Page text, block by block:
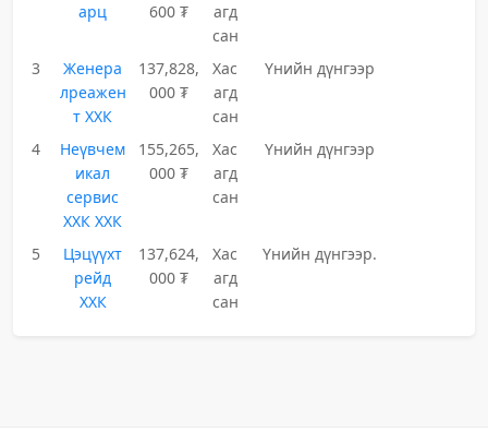
арц
600 ₮
агд
сан
3
Женера
лреажен
т ХХК
137,828,
000 ₮
Хас
агд
сан
Үнийн дүнгээр
4
Неүвчем
икал
сервис
ХХК ХХК
155,265,
000 ₮
Хас
агд
сан
Үнийн дүнгээр
5
Цэцүүхт
рейд
ХХК
137,624,
000 ₮
Хас
агд
сан
Үнийн дүнгээр.